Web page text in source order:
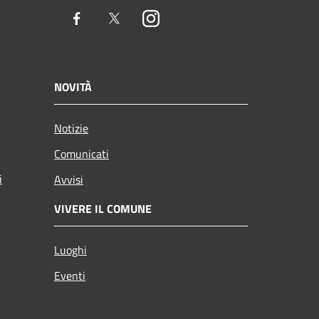
Facebook TwitterInstagram
NOVITÀ
Notizie
Comunicati
Avvisi
VIVERE IL COMUNE
Luoghi
Eventi